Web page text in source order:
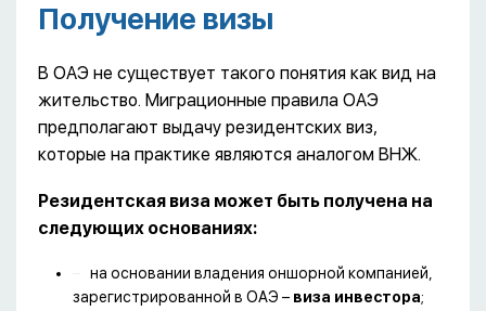
Получение визы
В ОАЭ не существует такого понятия как вид на
жительство. Миграционные правила ОАЭ
предполагают выдачу резидентских виз,
которые на практике являются аналогом ВНЖ.
Резидентская виза может быть получена на
следующих основаниях:
на основании владения оншорной компанией,
зарегистрированной в ОАЭ – виза инвестора;